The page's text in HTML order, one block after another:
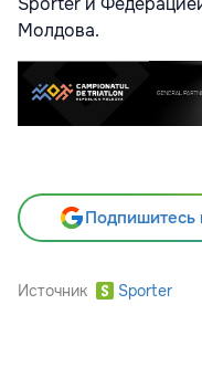
Молдова.
Подпишитесь
Источник Sporter